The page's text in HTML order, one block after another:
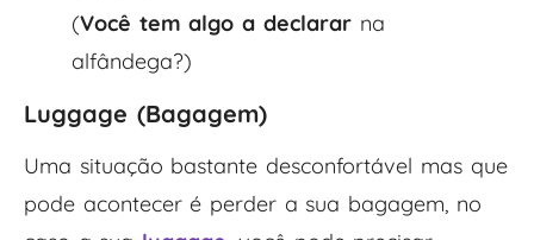
(Você tem algo a declararna
alfândega?)
Luggage (Bagagem)
Uma situação bastante desconfortável mas que
pode acontecer é perder a sua bagagem, no